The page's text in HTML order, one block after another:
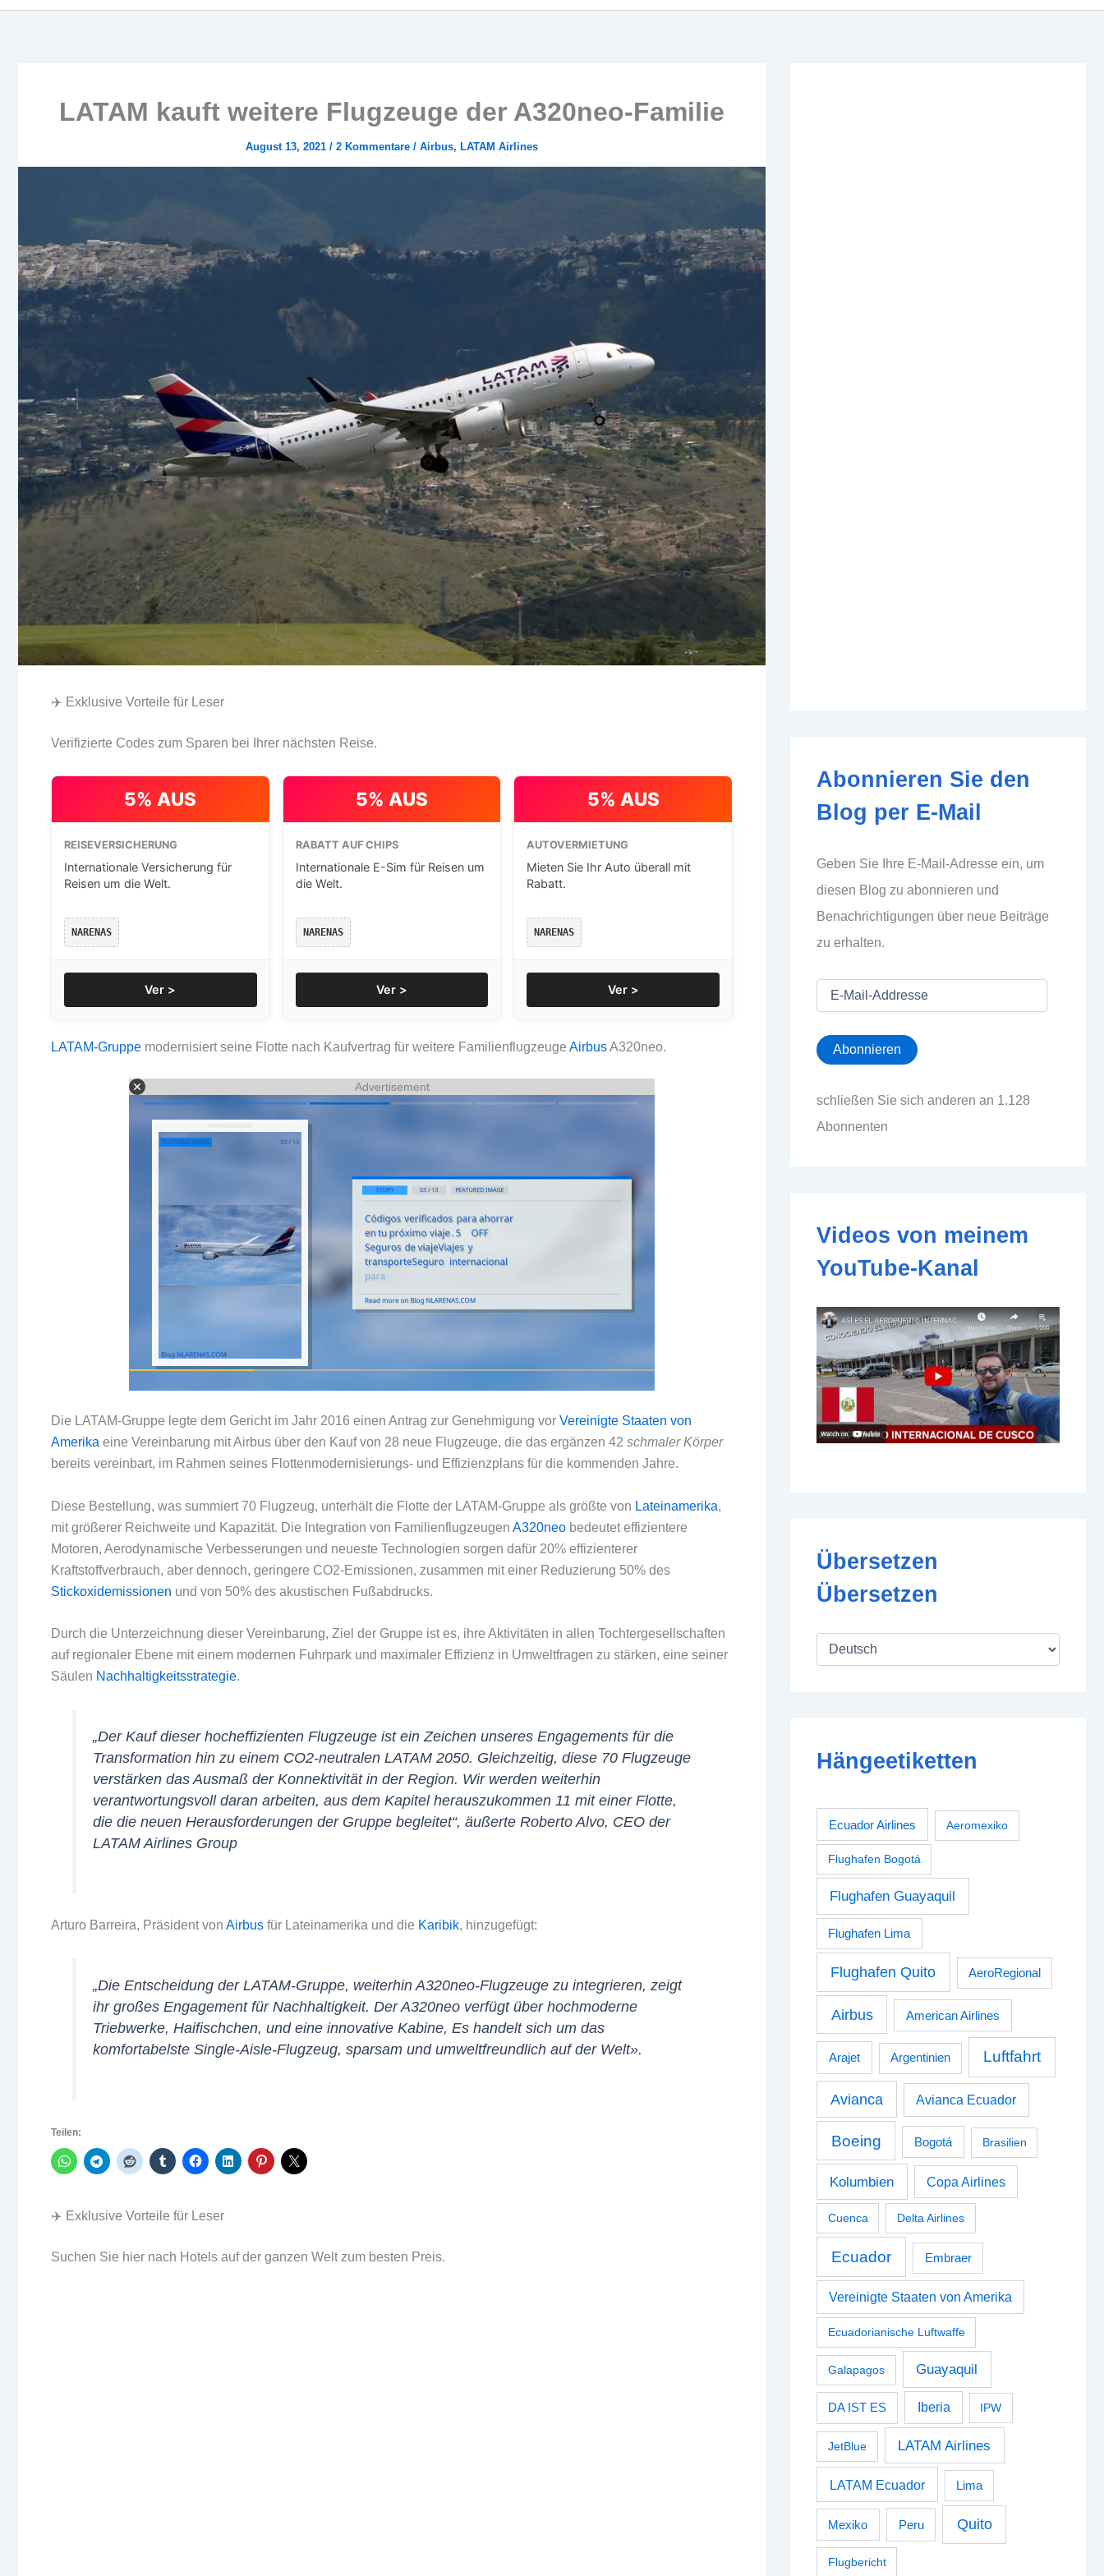
LATAM kauft weitere Flugzeuge der A320neo-Familie
August 13, 2021 / 2 Kommentare / Airbus, LATAM Airlines
✈️ Exklusive Vorteile für Leser
Verifizierte Codes zum Sparen bei Ihrer nächsten Reise.
5% AUS
REISEVERSICHERUNG
Internationale Versicherung für
Reisen um die Welt.
NARENAS
Ver >
5% AUS
RABATT AUF CHIPS
Internationale E-Sim für Reisen um
die Welt.
NARENAS
Ver >
5% AUS
AUTOVERMIETUNG
Mieten Sie Ihr Auto überall mit
Rabatt.
NARENAS
Ver >
LATAM-Gruppe modernisiert seine Flotte nach Kaufvertrag für weitere Familienflugzeuge AirbusA320neo.
Advertisement
Die LATAM-Gruppe legte dem Gericht im Jahr 2016 einen Antrag zur Genehmigung vor Vereinigte Staaten von
Amerika eine Vereinbarung mit Airbus über den Kauf von 28 neue Flugzeuge, die das ergänzen 42 schmaler Körper
bereits vereinbart, im Rahmen seines Flottenmodernisierungs- und Effizienzplans für die kommenden Jahre.
Diese Bestellung, was summiert 70 Flugzeug, unterhält die Flotte der LATAM-Gruppe als größte von Lateinamerika,
mit größerer Reichweite und Kapazität. Die Integration von Familienflugzeugen A320neo bedeutet effizientere
Motoren, Aerodynamische Verbesserungen und neueste Technologien sorgen dafür 20% effizienterer
Kraftstoffverbrauch, aber dennoch, geringere CO2-Emissionen, zusammen mit einer Reduzierung 50% des
Stickoxidemissionen und von 50% des akustischen Fußabdrucks.
Durch die Unterzeichnung dieser Vereinbarung, Ziel der Gruppe ist es, ihre Aktivitäten in allen Tochtergesellschaften
auf regionaler Ebene mit einem modernen Fuhrpark und maximaler Effizienz in Umweltfragen zu stärken, eine seiner
Säulen Nachhaltigkeitsstrategie.
„Der Kauf dieser hocheffizienten Flugzeuge ist ein Zeichen unseres Engagements für die
Transformation hin zu einem CO2-neutralen LATAM 2050. Gleichzeitig, diese 70 Flugzeuge
verstärken das Ausmaß der Konnektivität in der Region. Wir werden weiterhin
verantwortungsvoll daran arbeiten, aus dem Kapitel herauszukommen 11 mit einer Flotte,
die die neuen Herausforderungen der Gruppe begleitet“, äußerte Roberto Alvo, CEO der
LATAM Airlines Group
Arturo Barreira, Präsident von Airbus für Lateinamerika und die Karibik, hinzugefügt:
„Die Entscheidung der LATAM-Gruppe, weiterhin A320neo-Flugzeuge zu integrieren, zeigt
ihr großes Engagement für Nachhaltigkeit. Der A320neo verfügt über hochmoderne
Triebwerke, Haifischchen, und eine innovative Kabine, Es handelt sich um das
komfortabelste Single-Aisle-Flugzeug, sparsam und umweltfreundlich auf der Welt».
Teilen:
✈️ Exklusive Vorteile für Leser
Suchen Sie hier nach Hotels auf der ganzen Welt zum besten Preis.
Abonnieren Sie den
Blog per E-Mail
Geben Sie Ihre E-Mail-Adresse ein, um
diesen Blog zu abonnieren und
Benachrichtigungen über neue Beiträge
zu erhalten.
a
i
A
d
Abonnieren
schließen Sie sich anderen an 1.128
Abonnenten
Videos von meinem
YouTube-Kanal
Übersetzen
Übersetzen
Hängeetiketten
Ecuador Airlines Aeromexiko
Flughafen Bogotá
Flughafen Guayaquil
Flughafen Lima
Flughafen Quito AeroRegional
Airbus American Airlines
Arajet Argentinien Luftfahrt
Avianca Avianca Ecuador
Boeing Bogotá Brasilien
Kolumbien Copa Airlines
Cuenca Delta Airlines
Ecuador Embraer
Vereinigte Staaten von Amerika
Ecuadorianische Luftwaffe
Galapagos Guayaquil
DA IST ES Iberia IPW
JetBlue LATAM Airlines
LATAM Ecuador Lima
Mexiko Peru Quito
Flugbericht